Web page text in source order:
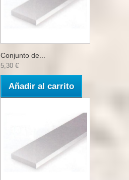
Conjunto de...
5,30 €
Añadir al carrito